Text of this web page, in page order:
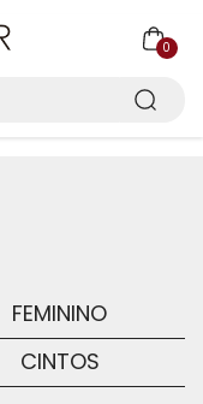
0
FEMININO
CINTOS